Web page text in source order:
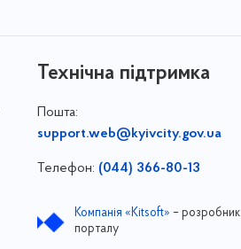
Технічна підтримка
Пошта:
support.web@kyivcity.gov.ua
Телефон: (044) 366-80-13
Компанія «Kitsoft» – розробник
порталу